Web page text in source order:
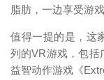
脂肪，一边享受游戏
值得一提的是，这
列的VR游戏，包括
益智动作游戏《